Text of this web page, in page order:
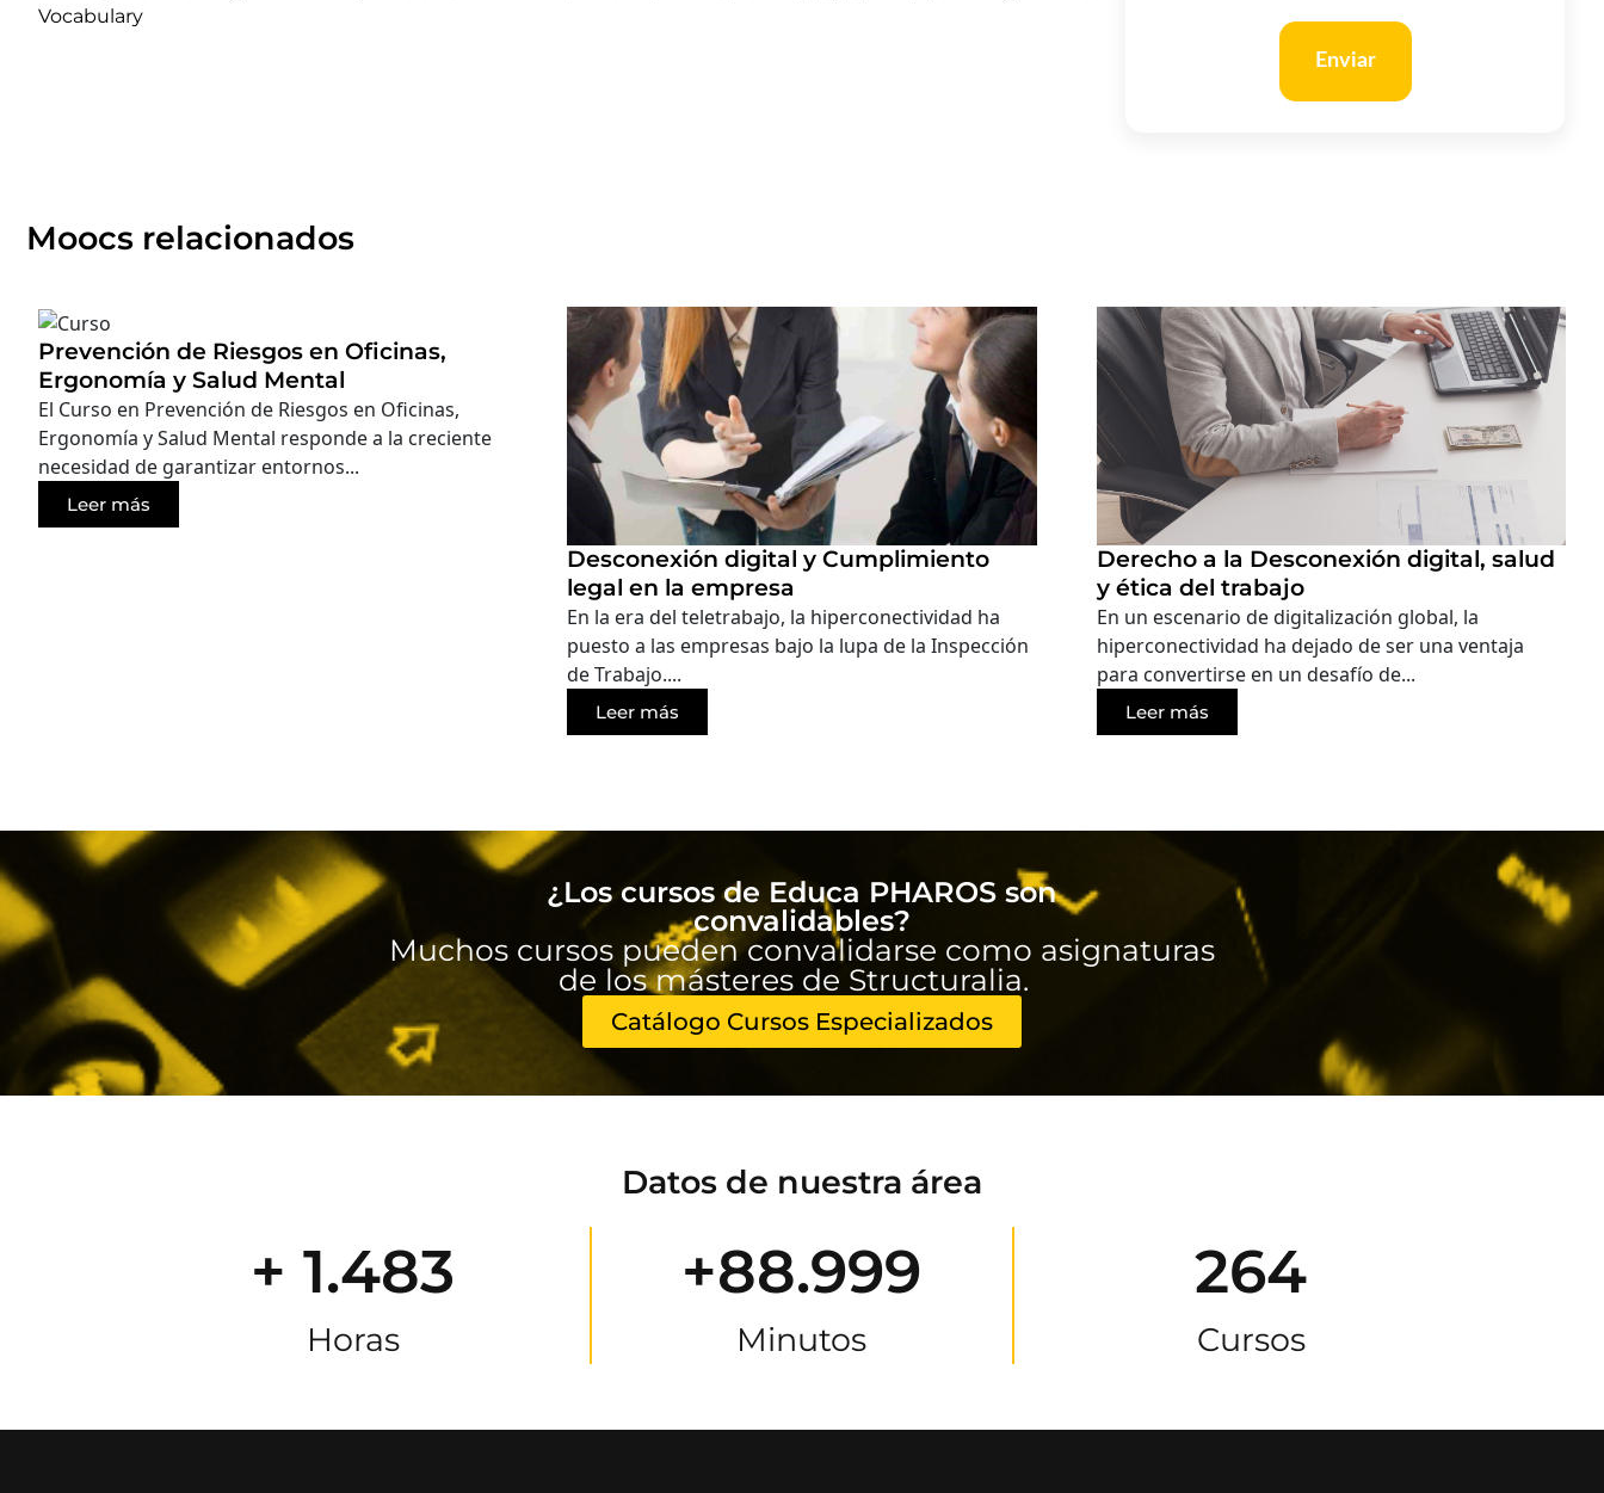
Vocabulary
Enviar
Moocs relacionados
Prevención de Riesgos en Oficinas,
Ergonomía y Salud Mental
El Curso en Prevención de Riesgos en Oficinas,
Ergonomía y Salud Mental responde a la creciente
necesidad de garantizar entornos...
Leer más
Desconexión digital y Cumplimiento
legal en la empresa
En la era del teletrabajo, la hiperconectividad ha
puesto a las empresas bajo la lupa de la Inspección
de Trabajo....
Leer más
Derecho a la Desconexión digital, salud
y ética del trabajo
En un escenario de digitalización global, la
hiperconectividad ha dejado de ser una ventaja
para convertirse en un desafío de...
Leer más
¿Los cursos de Educa PHAROS son
convalidables?
Muchos cursos pueden convalidarse como asignaturas
de los másteres de Structuralia.
Catálogo Cursos Especializados
Datos de nuestra área
+ 1.483
Horas
+88.999
Minutos
264
Cursos